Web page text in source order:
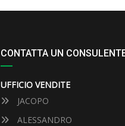
CONTATTA UN
UFFICIO VENDITE
JACOPO
ALESSANDRO